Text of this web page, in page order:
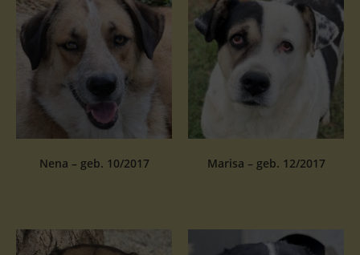
Nena – geb. 10/2017 Marisa – geb. 12/2017